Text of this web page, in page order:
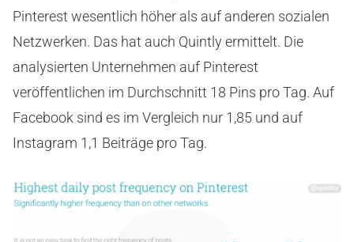
Pinterest wesentlich höher als auf anderen sozialen
Netzwerken. Das hat auch Quintly ermittelt. Die
analysierten Unternehmen auf Pinterest
veröffentlichen im Durchschnitt 18 Pins pro Tag. Auf
Facebook sind es im Vergleich nur 1,85 und auf
Instagram 1,1 Beiträge pro Tag.